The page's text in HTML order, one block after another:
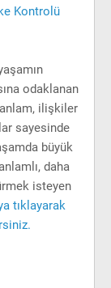
Kontrolü
odaklanan
ilişkiler
sayesinde
büyük
daha
isteyen
tıklayarak